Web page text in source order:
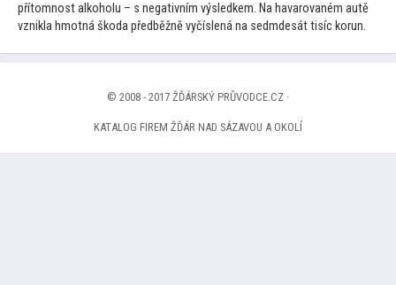
přítomnost alkoholu – s negativním výsledkem. Na havarovaném autě
vznikla hmotná škoda předběžně vyčíslená na sedmdesát tisíc korun.
© 2008 - 2017 ŽĎÁRSKÝ PRŮVODCE.CZ ·
KATALOG FIREM ŽĎÁR NAD SÁZAVOU A OKOLÍ